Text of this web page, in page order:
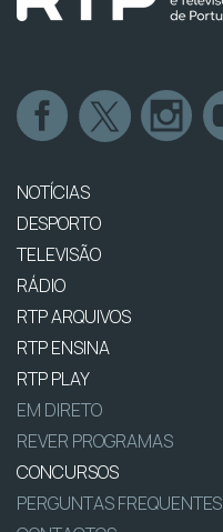
NOTÍCIAS
DESPORTO
TELEVISÃO
RÁDIO
RTP ARQUIVOS
RTP ENSINA
RTP PLAY
EM DIRETO
REVER PROGRAMAS
CONCURSOS
PERGUNTAS FREQUENTES